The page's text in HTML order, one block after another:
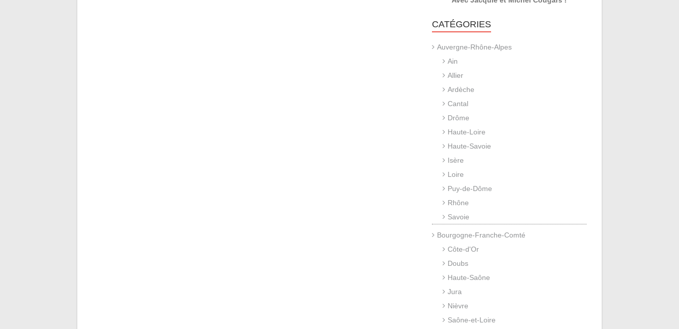
CATÉGORIES
Auvergne-Rhône-Alpes
Ain
Allier
Ardèche
Cantal
Drôme
Haute-Loire
Haute-Savoie
Isère
Loire
Puy-de-Dôme
Rhône
Savoie
Bourgogne-Franche-Comté
Côte-d'Or
Doubs
Haute-Saône
Jura
Nièvre
Saône-et-Loire